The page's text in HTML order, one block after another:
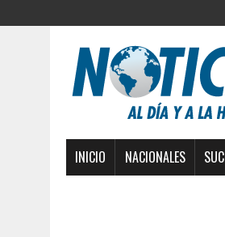
INICIO NACIONALES